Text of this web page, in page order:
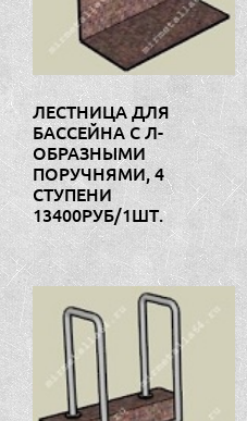
ЛЕСТНИЦА ДЛЯ
БАССЕЙНА С Л-
ОБРАЗНЫМИ
ПОРУЧНЯМИ, 4
СТУПЕНИ
13400РУБ/1ШТ.